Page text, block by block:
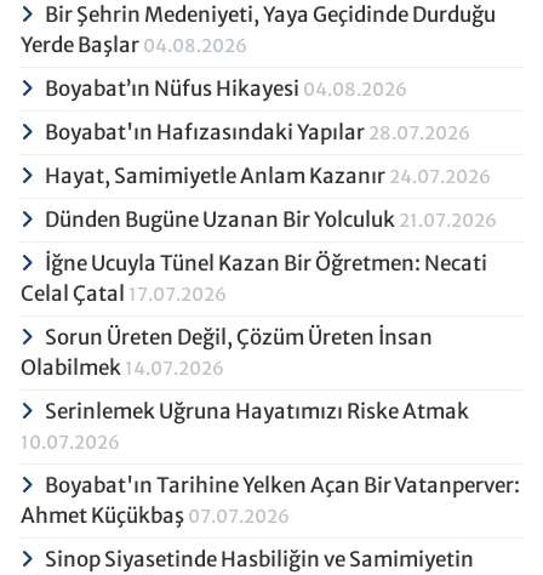
Bir Şehrin Medeniyeti, Yaya Geçidinde Durduğu
Yerde Başlar 04.08.2026
Boyabat’ın Nüfus Hikayesi 04.08.2026
Boyabat'ın Hafızasındaki Yapılar 28.07.2026
Hayat, Samimiyetle Anlam Kazanır 24.07.2026
Dünden Bugüne Uzanan Bir Yolculuk 21.07.2026
İğne Ucuyla Tünel Kazan Bir Öğretmen: Necati
Celal Çatal 17.07.2026
Sorun Üreten Değil, Çözüm Üreten İnsan
Olabilmek 14.07.2026
Serinlemek Uğruna Hayatımızı Riske Atmak
10.07.2026
Boyabat'ın Tarihine Yelken Açan Bir Vatanperver:
Ahmet Küçükbaş 07.07.2026
Sinop Siyasetinde Hasbiliğin ve Samimiyetin